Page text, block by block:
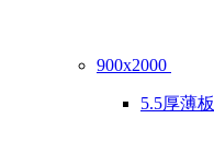
900x2000
5.5厚薄板